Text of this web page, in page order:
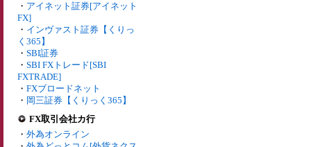
・ アイネット証券[アイネット
FX]
・ インヴァスト証券【くりっ
く365】
・ SBI証券
・ SBI FXトレード[SBI
FXTRADE]
・ FXブロードネット
・ 岡三証券【くりっく365】
FX取引会社カ行
・ 外為オンライン